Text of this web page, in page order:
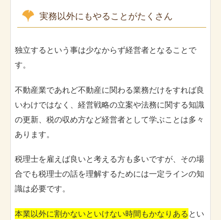
実務以外にもやることがたくさん
独立するという事は少なからず経営者となることで
す。
不動産業であれど不動産に関わる業務だけをすれば良
いわけではなく、経営戦略の立案や法務に関する知識
の更新、税の収め方など経営者として学ぶことは多々
あります。
税理士を雇えば良いと考える方も多いですが、その場
合でも税理士の話を理解するためには一定ラインの知
識は必要です。
本業以外に割かないといけない時間もかなりあるとい